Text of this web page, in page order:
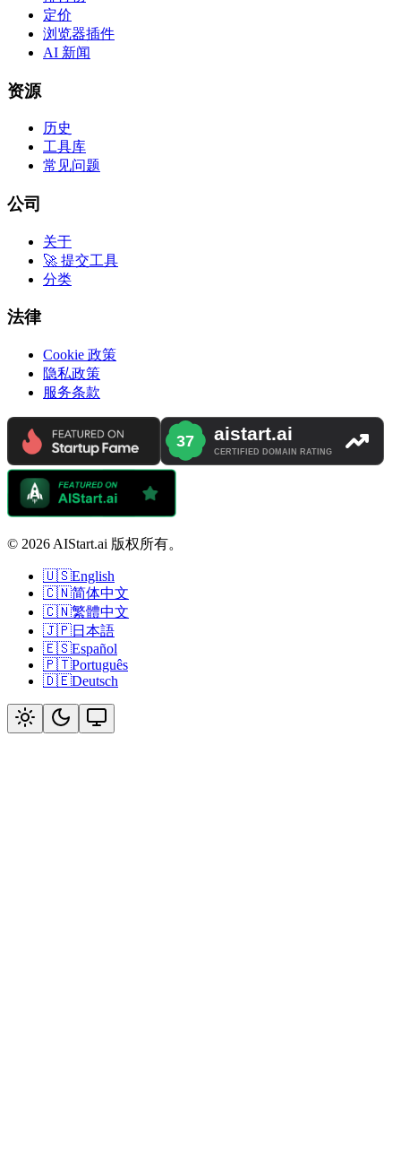
定价
浏览器插件
AI 新闻
资源
历史
工具库
常见问题
公司
关于
🚀 提交工具
分类
法律
Cookie 政策
隐私政策
服务条款
© 2026 AIStart.ai 版权所有。
🇺🇸English
🇨🇳简体中文
🇨🇳繁體中文
🇯🇵日本語
🇪🇸Español
🇵🇹Português
🇩🇪Deutsch